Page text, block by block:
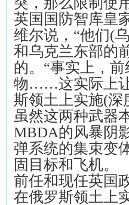
英国国防智库皇
维尔说，“他们(
和乌克兰东部的
的。“事实上，
物……这实际上
斯领土上实施(深
虽然这两种武器
MBDA的风暴阴
弹系统的集束变
固目标和飞机。
前任和现任英国
在俄罗斯领土上